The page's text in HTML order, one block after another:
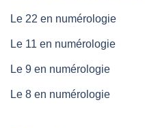
Le 22 en numérologie
Le 11 en numérologie
Le 9 en numérologie
Le 8 en numérologie